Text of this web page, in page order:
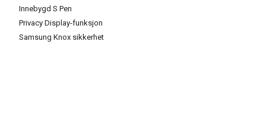
Innebygd S Pen
Privacy Display-funksjon
Samsung Knox sikkerhet